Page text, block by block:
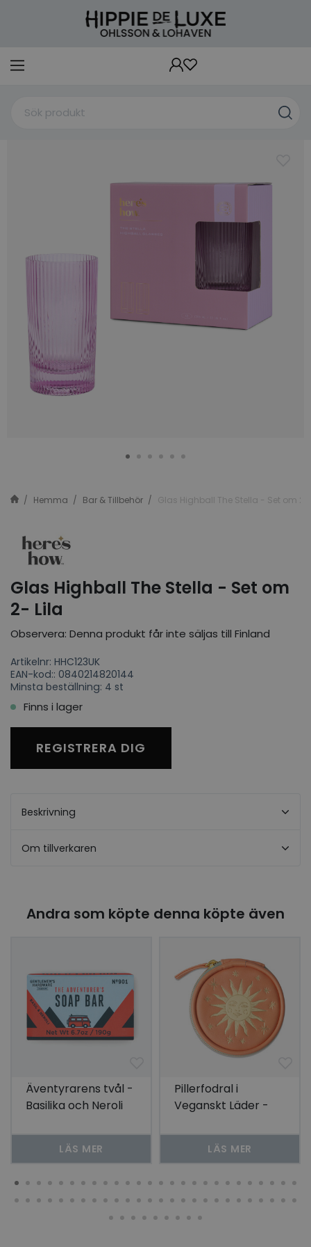
Hemma Bar & Tillbehör Glas Highball The Stella - Set om 2-
Glas Highball The Stella - Set om
2- Lila
Observera: Denna produkt får inte säljas till Finland
Artikelnr: HHC123UK
EAN-kod:: 0840214820144
Minsta beställning: 4 st
Finns i lager
REGISTRERA DIG
Beskrivning
Om tillverkaren
Andra som köpte denna köpte även
Äventyrarens tvål -
Basilika och Neroli
LÄS MER
Pillerfodral i
Veganskt Läder -
LÄS MER